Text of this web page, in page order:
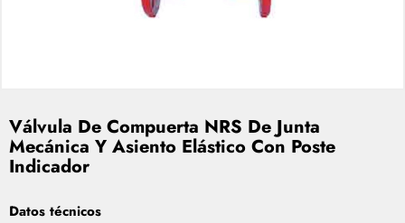
Válvula De Compuerta NRS De Junta
Mecánica Y Asiento Elástico Con Poste
Indicador
Datos técnicos